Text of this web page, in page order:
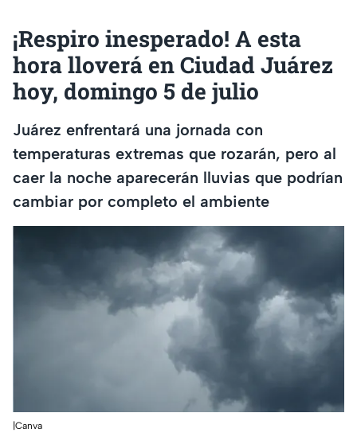
¡Respiro inesperado! A esta
hora lloverá en Ciudad Juárez
hoy, domingo 5 de julio
Juárez enfrentará una jornada con
temperaturas extremas que rozarán, pero al
caer la noche aparecerán lluvias que podrían
cambiar por completo el ambiente
|Canva